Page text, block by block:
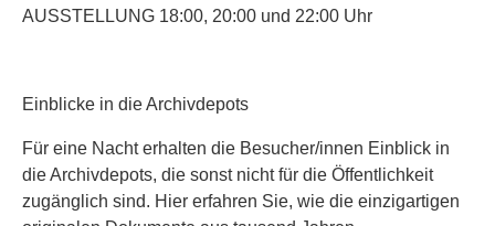
AUSSTELLUNG 18:00, 20:00 und 22:00 Uhr
Einblicke in die Archivdepots
Für eine Nacht erhalten die Besucher/innen Einblick in
die Archivdepots, die sonst nicht für die Öffentlichkeit
zugänglich sind. Hier erfahren Sie, wie die einzigartigen